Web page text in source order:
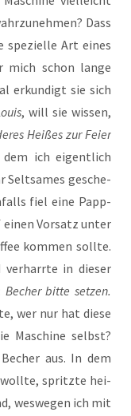
Dass
spe­zi­el­le Art eines
mich schon lan­ge
erkun­digt sie sich
, will sie wis­sen,
Hei­ßes zur Fei­er
ich eigent­lich
Selt­sa­mes gesche­
fiel eine Papp­
einen Vor­satz unter
kom­men soll­te.
ver­harr­te in die­ser
Becher bit­te set­zen.
wer nur hat die­se
Maschi­ne selbst?
aus. In dem
woll­te, spritz­te hei­
wes­we­gen ich mit